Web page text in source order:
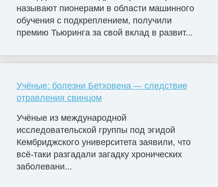
называют пионерами в области машинного
обучения с подкреплением, получили
премию Тьюринга за свой вклад в развит...
Учёные: болезни Бетховена — следствие
отравления свинцом
Учёные из международной
исследовательской группы под эгидой
Кембриджского университета заявили, что
всё-таки разгадали загадку хронических
заболевани...